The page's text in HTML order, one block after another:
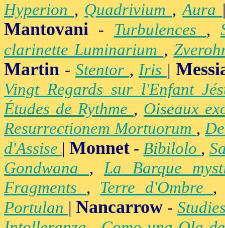
Hyperion , Quadrivium ,Aura
Mantovani - Turbulences ,
clarinette Luminarium ,
Martin - Stentor , Iris |
Vingt Regards sur l'Enfant
Études de Rythme , Oiseaux
Resurrectionem Mortuorum ,
d'Assise |Monnet -Bibilolo ,
Gondwana ,La Barque
Fragments , Terre d'Ombre
Portulan |Nancarrow -